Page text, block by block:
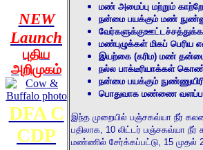
NEW
Launch
புதிய
அறிமுகம்
DFA C
CDP
மண் அமைப்பு மற்றும்
நன்மை பயக்கும் மண்
வேர்களுக்கு
மண்புழுக்கள் மிகப் பெரிய
இயற்கை (கரிம) மண்
நல்ல பாக்டீரியாக்கள்
நன்மை பயக்கும்
பொதுவாக மண்ணை
இந்த முறையில் பஞ்சகவ்யா நீர்
பதிலாக , 10 லிட்டர் பஞ்சகவ்யா
மண்ணில் சேர்க்கப்பட்டு , 15 முதல்